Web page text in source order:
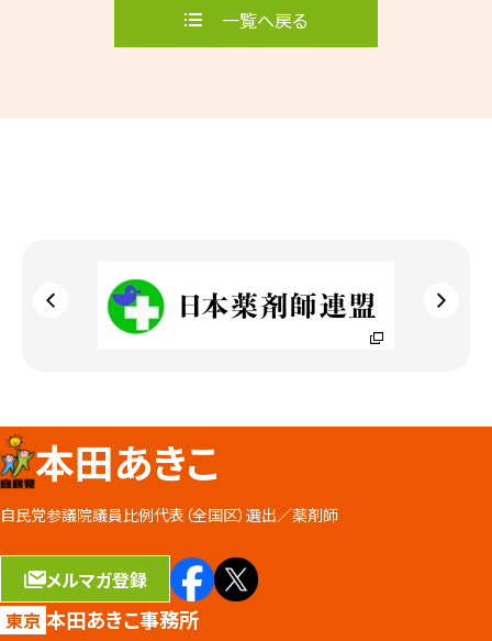
一覧へ戻る
本田あきこ
自民党参議院議員比例代表（全国区）選出／薬剤師
メルマガ登録
東京 本田あきこ事務所